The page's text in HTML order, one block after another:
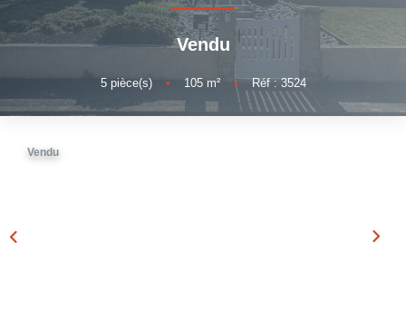
Nous Rejoindre
Nos Actualités
CONTACT
Vendu
5pièce(s) • 105m² • Réf : 3524
Vendu